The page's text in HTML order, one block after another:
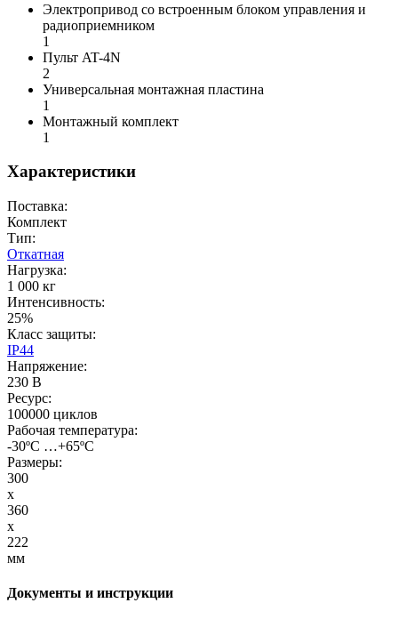
Электропривод со встроенным блоком управления и
радиоприемником
1
Пульт AT-4N
2
Универсальная монтажная пластина
1
Монтажный комплект
1
Характеристики
Поставка:
Комплект
Тип:
Откатная
Нагрузка:
1 000 кг
Интенсивность:
25%
Класс защиты:
IP44
Напряжение:
230 В
Ресурс:
100000 циклов
Рабочая температура:
-30ºС …+65ºС
Размеры:
300
x
360
x
222
мм
Документы и инструкции